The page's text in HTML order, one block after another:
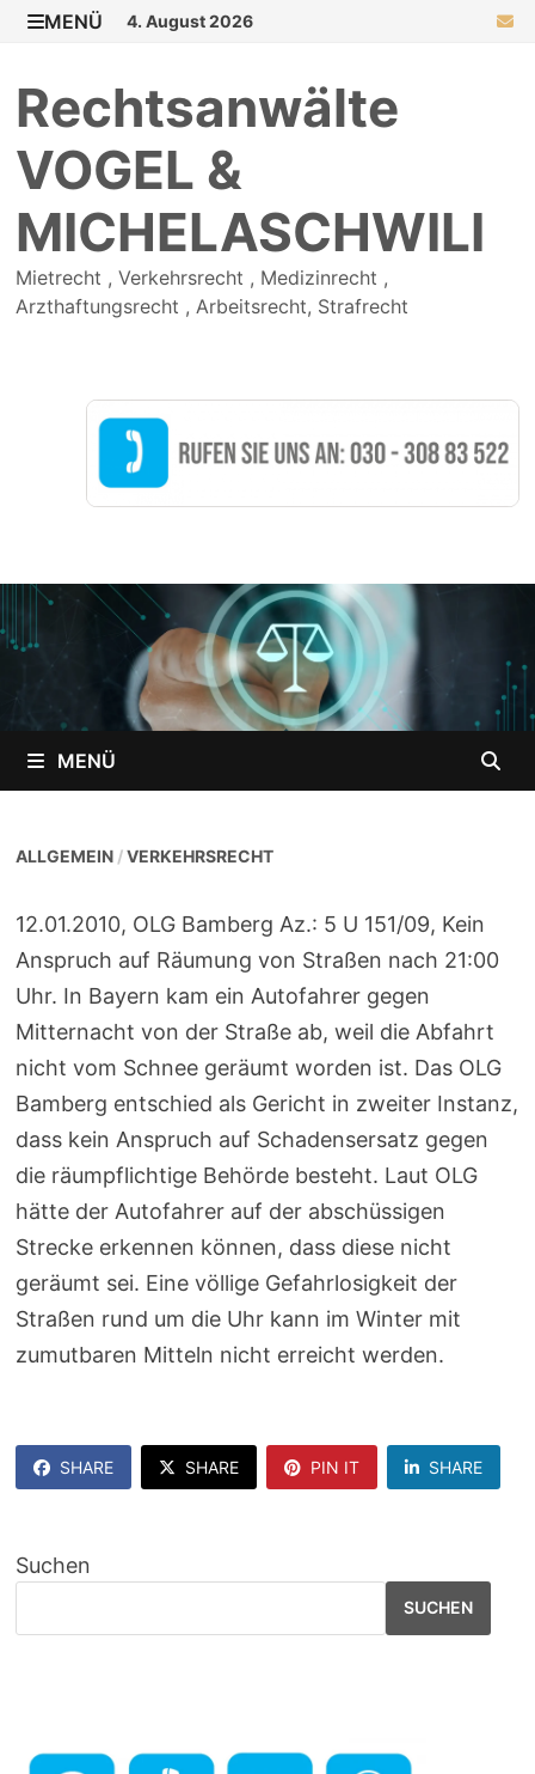
ZurückMENÜ 4. August 2026
Rechtsanwälte
VOGEL &
MICHELASCHWILI
Mietrecht , Verkehrsrecht , Medizinrecht ,
Arzthaftungsrecht , Arbeitsrecht, Strafrecht
MENÜ
ALLGEMEIN /VERKEHRSRECHT
12.01.2010, OLG Bamberg Az.: 5 U 151/09, Kein
Anspruch auf Räumung von Straßen nach 21:00
Uhr. In Bayern kam ein Autofahrer gegen
Mitternacht von der Straße ab, weil die Abfahrt
nicht vom Schnee geräumt worden ist. Das OLG
Bamberg entschied als Gericht in zweiter Instanz,
dass kein Anspruch auf Schadensersatz gegen
die räumpflichtige Behörde besteht. Laut OLG
hätte der Autofahrer auf der abschüssigen
Strecke erkennen können, dass diese nicht
geräumt sei. Eine völlige Gefahrlosigkeit der
Straßen rund um die Uhr kann im Winter mit
zumutbaren Mitteln nicht erreicht werden.
SHARE SHARE PIN IT SHARE
Suchen
SUCHEN